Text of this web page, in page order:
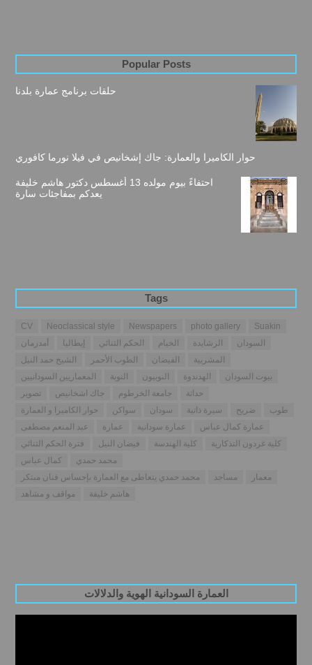
Popular Posts
حلقات برنامج عمارة بلدنا
حوار الكاميرا والعمارة: جاك إشخانيص في فيلا نورما كافوري
احتفاءً بيوم مولده 13 أغسطس دكتور هاشم خليفة
يعدكم بمفاجئات سارة
Tags
CV Neoclassical style Newspapers photo gallery
Suakin
أمدرمان
إيطاليا الحكم الثنائي الخيام الرشايدة
السودان
الشيخ حمد النيل
الطوب الأحمر الفيضان
المشربية
المعماريين السودانيين
النوبة النوبيون الهدندوة
بيوت السودان
تصوير
جاك اشخانيص جامعة الخرطوم
حداثة
حوار الكاميرا و العمارة
سواكن سودان سيرة ذاتية ضريح
طوب
عبد المنعم مصطفى
عمارة عمارة سودانية
عمارة كمال عباس
فترة الحكم الثنائي
فيضان النيل كلية الهندسة
كلية غردون التذكارية
كمال عباس
محمد حمدي
محمد حمدي يتعاطى مع العمارة بإحساس فنان مبتكر
مساجد
معمار
مواقف و مشاهد
هاشم خليفة
العمارة السودانية الهوية والدلالات